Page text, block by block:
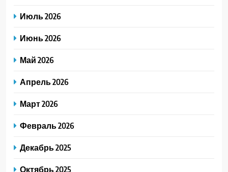
Июль 2026
Июнь 2026
Май 2026
Апрель 2026
Март 2026
Февраль 2026
Декабрь 2025
Октябрь 2025